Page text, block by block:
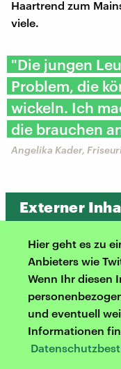
Haartrend zum
viele.
"Die jungen
Problem, die
wickeln. Ich
die brauchen
Angelika Kader,
Externer
Hier geht es zu
Anbieters wie
Wenn Ihr diesen
und eventuell
Informationen